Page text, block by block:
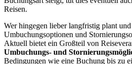
Reisen.
Wer hingegen lieber langfristig plant
Umbuchungsoptionen und
Aktuell bietet ein Großteil von
Umbuchungs- und
Bedingungen wie eine Buchung bis zu